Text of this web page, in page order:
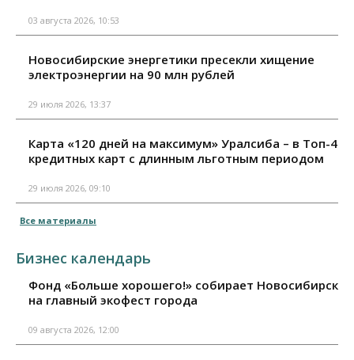
03 августа 2026, 10:53
Новосибирские энергетики пресекли хищение
электроэнергии на 90 млн рублей
29 июля 2026, 13:37
Карта «120 дней на максимум» Уралсиба – в Топ-4
кредитных карт с длинным льготным периодом
29 июля 2026, 09:10
Все материалы
Бизнес календарь
Фонд «Больше хорошего!» собирает Новосибирск
на главный экофест города
09 августа 2026, 12:00